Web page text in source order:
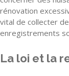
rénovation
vital de collecter
enregistrements
La loi et la